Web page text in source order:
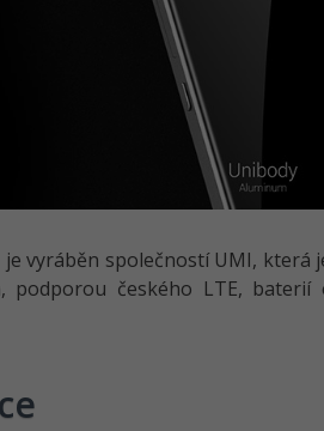
je vyráběn společností UMI,
podporou českého LTE,